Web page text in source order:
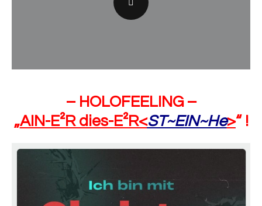
– HOLOFEELING –
„AIN-E²R dies-E²R<ST~EIN~He>“ !